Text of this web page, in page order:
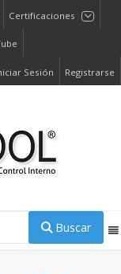
Certificaciones
Sesión Registrarse
Buscar